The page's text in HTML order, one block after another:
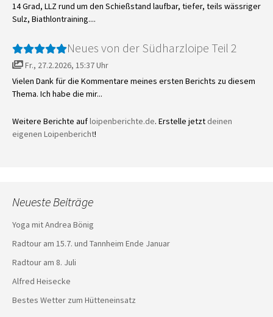
14 Grad, LLZ rund um den Schießstand laufbar, tiefer, teils wässriger
Sulz, Biathlontraining....
Neues von der Südharzloipe Teil 2
Fr., 27.2.2026, 15:37 Uhr
Vielen Dank für die Kommentare meines ersten Berichts zu diesem
Thema. Ich habe die mir...
Weitere Berichte aufloipenberichte.de. Erstelle jetzt deinen
eigenen Loipenbericht!
Neueste Beiträge
Yoga mit Andrea Bönig
Radtour am 15.7. und Tannheim Ende Januar
Radtour am 8. Juli
Alfred Heisecke
Bestes Wetter zum Hütteneinsatz